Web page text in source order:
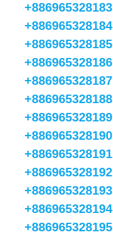
+886965328183
+886965328184
+886965328185
+886965328186
+886965328187
+886965328188
+886965328189
+886965328190
+886965328191
+886965328192
+886965328193
+886965328194
+886965328195